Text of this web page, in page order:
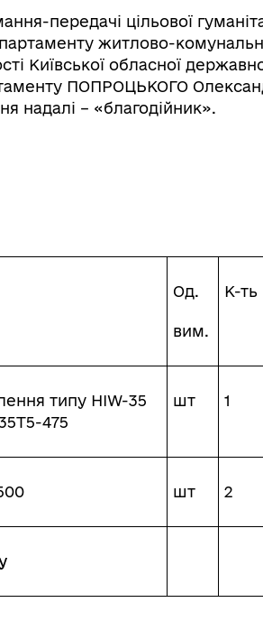
передачі цільової
житлово-
Київської обласної
ПОПРОЦЬКОГО
надалі – «благодійник».
Од.
вим.
К-ть
типу HIW-35
475
шт 1
шт 2